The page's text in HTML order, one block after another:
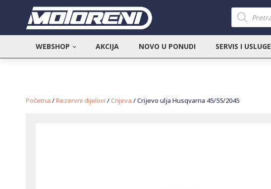
Products
search
WEBSHOP AKCIJA NOVO U PONUDI SERVIS I USLUGE
Početna /Rezervni dijelovi / Crijeva / Crijevo ulja Husqvarna 45/55/2045